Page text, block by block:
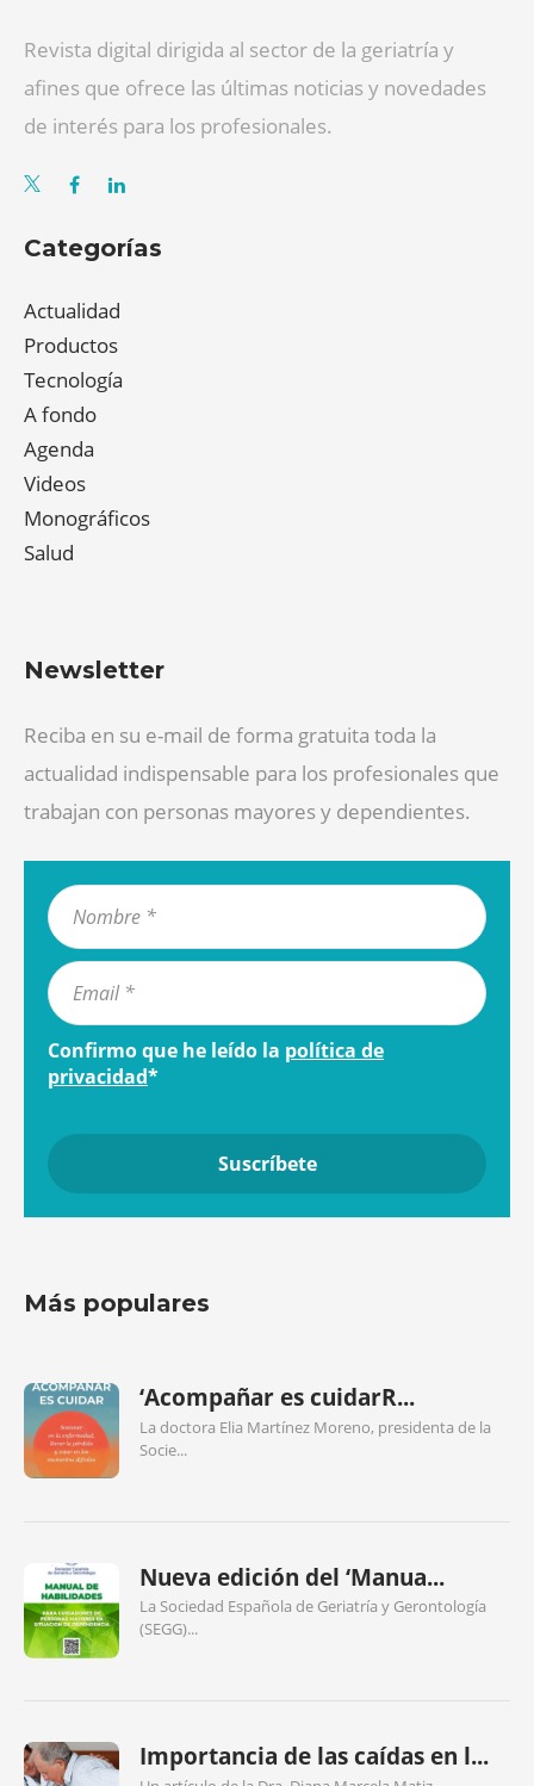
Revista digital dirigida al sector de la geriatría y
afines que ofrece las últimas noticias y novedades
de interés para los profesionales.
Categorías
Actualidad
Productos
Tecnología
A fondo
Agenda
Videos
Monográficos
Salud
Newsletter
Reciba en su e-mail de forma gratuita toda la
actualidad indispensable para los profesionales que
trabajan con personas mayores y dependientes.
Confirmo que he leído la política de
privacidad*
Más populares
‘Acompañar es cuidarR...
La doctora Elia Martínez Moreno, presidenta de la
Socie...
Nueva edición del ‘Manua...
La Sociedad Española de Geriatría y Gerontología
(SEGG)...
Importancia de las caídas en l...